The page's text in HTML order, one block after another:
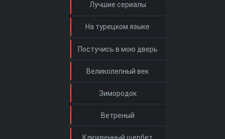
Лучшие сериалы
На турецком языке